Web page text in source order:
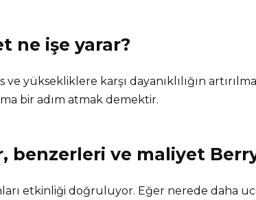
ne işe yarar?
ve yüksekliklere karşı dayanıklılığın
bir adım atmak demektir.
benzerleri ve maliyet
etkinliği doğruluyor. Eğer nerede daha